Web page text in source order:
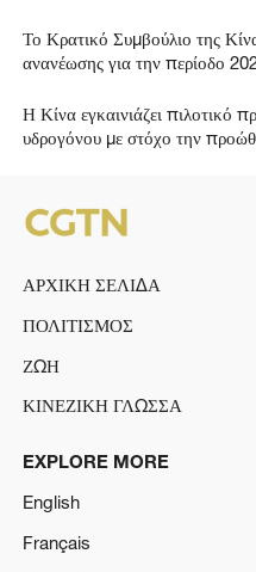
Το Κρατικό Συμβούλιο της
ανανέωσης για την περίοδο
Η Κίνα εγκαινιάζει πιλοτικό
υδρογόνου με στόχο την
ΑΡΧΙΚΗ ΣΕΛΙΔΑ
ΠΟΛΙΤΙΣΜΟΣ
ΖΩΗ
ΚΙΝΕΖΙΚΗ ΓΛΩΣΣΑ
EXPLORE MORE
English
Français